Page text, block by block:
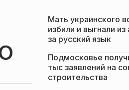
Мать украинского
избили и выгнали из
за русский язык
Подмосковье
тыс заявлений на
строительства